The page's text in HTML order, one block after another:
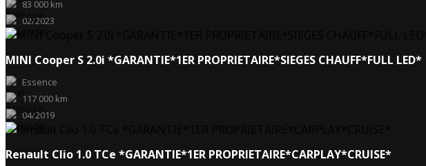
83 000 km
02/2023
MINI Cooper S 2.0i *GARANTIE*1ER PROPRIETAIRE*SIEGES CHAUFF*FULL LED*
Essence
117 000 km
04/2019
Renault Clio 1.0 TCe *GARANTIE*1ER PROPRIETAIRE*CARPLAY*CRUISE*